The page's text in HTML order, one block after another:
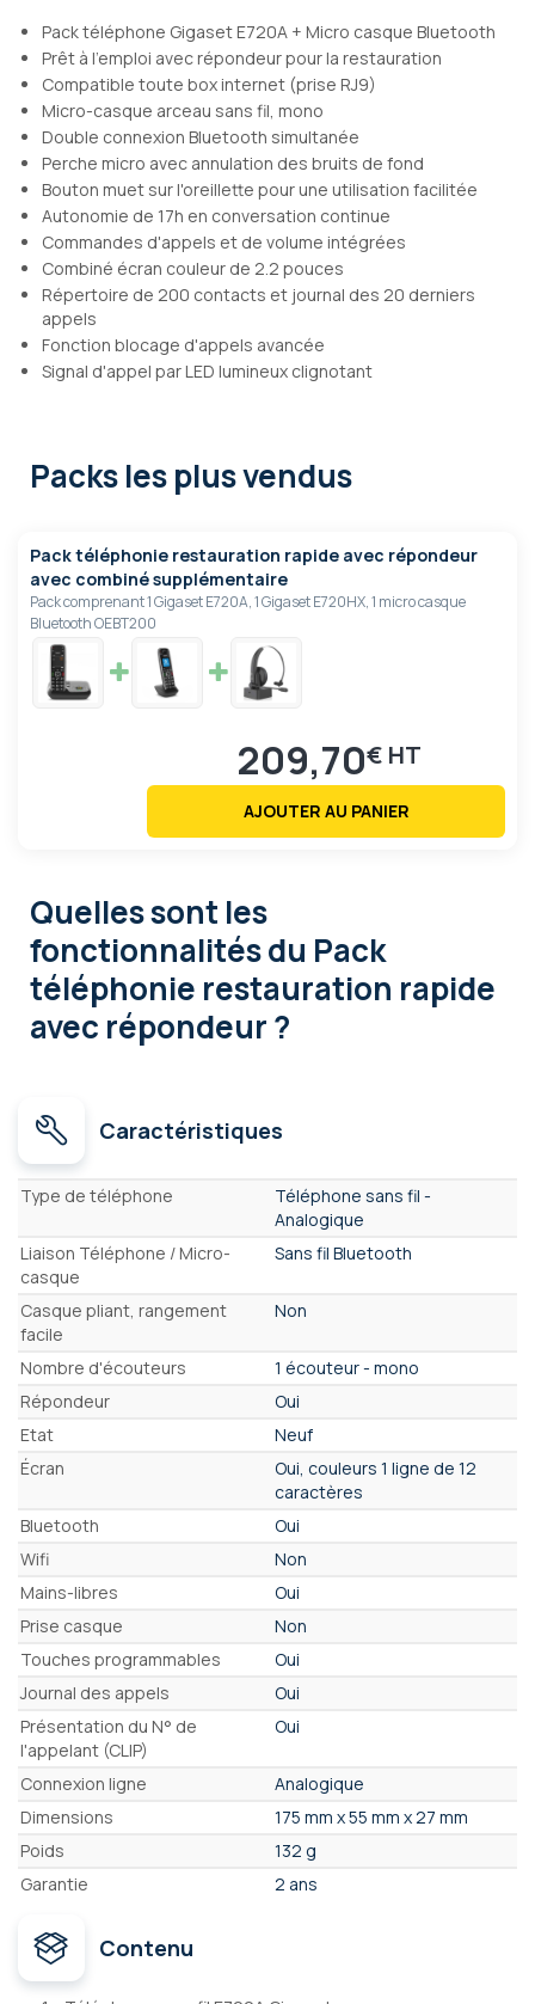
Pack téléphone Gigaset E720A + Micro casque Bluetooth
Prêt à l'emploi avec répondeur pour la restauration
Compatible toute box internet (prise RJ9)
Micro-casque arceau sans fil, mono
Double connexion Bluetooth simultanée
Perche micro avec annulation des bruits de fond
Bouton muet sur l'oreillette pour une utilisation facilitée
Autonomie de 17h en conversation continue
Commandes d'appels et de volume intégrées
Combiné écran couleur de 2.2 pouces
Répertoire de 200 contacts et journal des 20 derniers
appels
Fonction blocage d'appels avancée
Signal d'appel par LED lumineux clignotant
Packs les plus vendus
Pack téléphonie restauration rapide avec répondeur
avec combiné supplémentaire
Pack comprenant 1 Gigaset E720A, 1 Gigaset E720HX, 1 micro casque
Bluetooth OEBT200
209,70€
AJOUTER AU PANIER
Quelles sont les
fonctionnalitésdu Pack
téléphonie restauration rapide
avec répondeur ?
Caractéristiques
Caractéristiques
Type de téléphone
Téléphone sans fil -
Analogique
Liaison Téléphone / Micro-
casque
Sans fil Bluetooth
Casque pliant, rangement
facile
Non
Nombre d'écouteurs
1 écouteur - mono
Répondeur
Oui
Etat
Neuf
Écran
Oui, couleurs 1 ligne de 12
caractères
Bluetooth
Oui
Wifi
Non
Mains-libres
Oui
Prise casque
Non
Touches programmables
Oui
Journal des appels
Oui
Présentation du N° de
l'appelant (CLIP)
Oui
Connexion ligne
Analogique
Dimensions
175 mm x 55 mm x 27 mm
Poids
132 g
Garantie
2 ans
Contenu